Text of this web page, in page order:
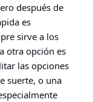
después de
es
sirve a los
otra opción es
las opciones
suerte, o una